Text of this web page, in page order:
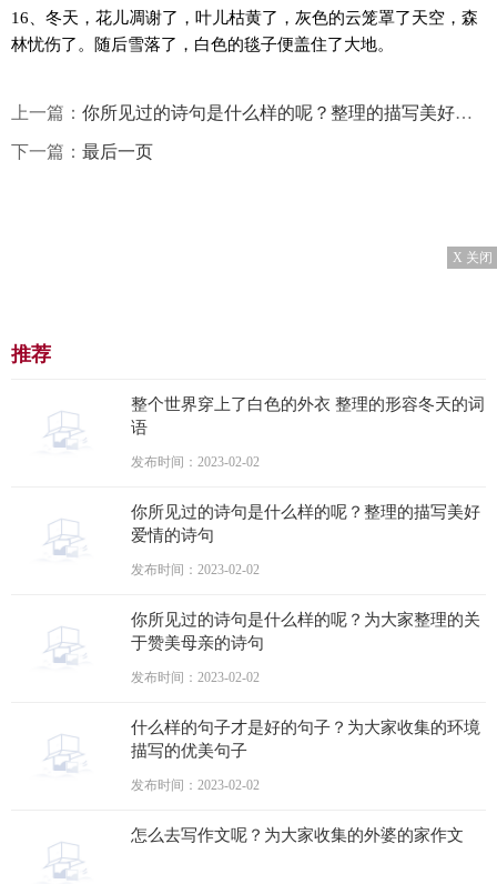
16、冬天，花儿凋谢了，叶儿枯黄了，灰色的云笼罩了天空，森
林忧伤了。随后雪落了，白色的毯子便盖住了大地。
上一篇： 你所见过的诗句是什么样的呢？整理的描写美好爱情的诗句
下一篇： 最后一页
X 关闭
推荐
整个世界穿上了白色的外衣 整理的形容冬天的词
语
发布时间：2023-02-02
你所见过的诗句是什么样的呢？整理的描写美好
爱情的诗句
发布时间：2023-02-02
你所见过的诗句是什么样的呢？为大家整理的关
于赞美母亲的诗句
发布时间：2023-02-02
什么样的句子才是好的句子？为大家收集的环境
描写的优美句子
发布时间：2023-02-02
怎么去写作文呢？为大家收集的外婆的家作文